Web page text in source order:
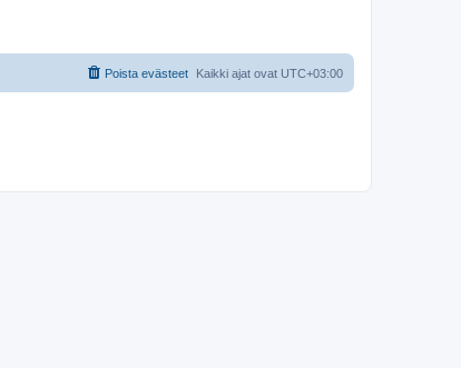
Kaikki ajat ovat UTC+03:00
Poista evästeet